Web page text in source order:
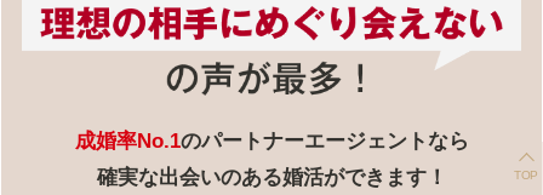
成婚率No.1のパートナーエージェントなら
確実な出会いのある婚活ができます！
TOP